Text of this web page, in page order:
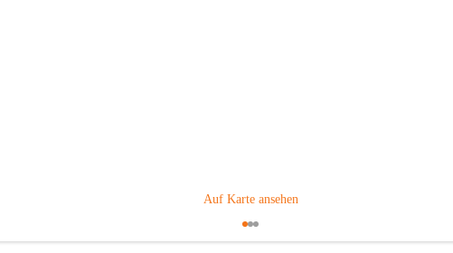
Auf Karte ansehen